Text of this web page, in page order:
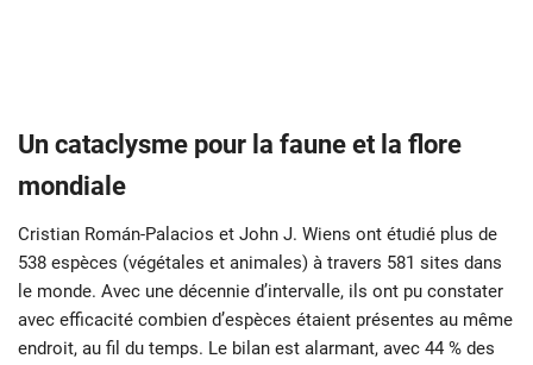
Un cataclysme pour la faune et la flore
mondiale
Cristian Román-Palacios et John J. Wiens ont étudié plus de
538 espèces (végétales et animales) à travers 581 sites dans
le monde. Avec une décennie d’intervalle, ils ont pu constater
avec efficacité combien d’espèces étaient présentes au même
endroit, au fil du temps. Le bilan est alarmant, avec 44 % des